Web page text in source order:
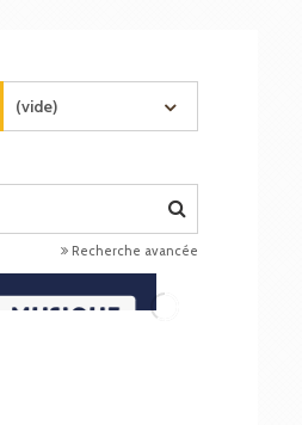
(vide)
Recherche avancée